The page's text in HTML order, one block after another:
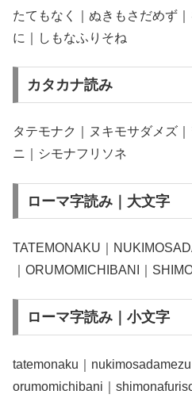
たてもなく｜ぬきもさだめず
に｜しもなふりそね
カタカナ読み
タテモナク｜ヌキモサダメズ
ニ｜シモナフリソネ
ローマ字読み｜大文字
TATEMONAKU｜
｜ORUMOMICHIBANI｜
ローマ字読み｜小文字
tatemonaku｜nukimosadamezu
orumomichibani｜